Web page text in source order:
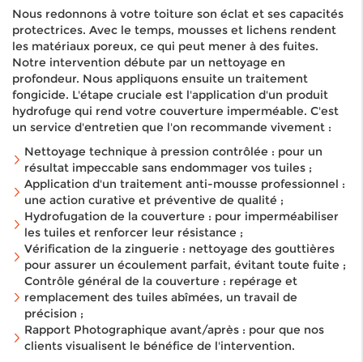
Nous redonnons à votre toiture son éclat et ses capacités
protectrices. Avec le temps, mousses et lichens rendent
les matériaux poreux, ce qui peut mener à des fuites.
Notre intervention débute par un nettoyage en
profondeur. Nous appliquons ensuite un traitement
fongicide. L'étape cruciale est l'application d'un produit
hydrofuge qui rend votre couverture imperméable. C'est
un service d'entretien que l'on recommande vivement :
Nettoyage technique à pression contrôlée : pour un
résultat impeccable sans endommager vos tuiles ;
Application d'un traitement anti-mousse professionnel :
une action curative et préventive de qualité ;
Hydrofugation de la couverture : pour imperméabiliser
les tuiles et renforcer leur résistance ;
Vérification de la zinguerie : nettoyage des gouttières
pour assurer un écoulement parfait, évitant toute fuite ;
Contrôle général de la couverture : repérage et
remplacement des tuiles abîmées, un travail de
précision ;
Rapport Photographique avant/après : pour que nos
clients visualisent le bénéfice de l'intervention.